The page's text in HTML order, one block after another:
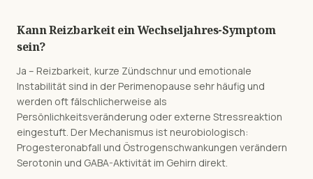
Kann Reizbarkeit ein Wechseljahres-Symptom
sein?
Ja – Reizbarkeit, kurze Zündschnur und emotionale
Instabilität sind in der Perimenopause sehr häufig und
werden oft fälschlicherweise als
Persönlichkeitsveränderung oder externe Stressreaktion
eingestuft. Der Mechanismus ist neurobiologisch:
Progesteronabfall und Östrogenschwankungen verändern
Serotonin und GABA-Aktivität im Gehirn direkt.